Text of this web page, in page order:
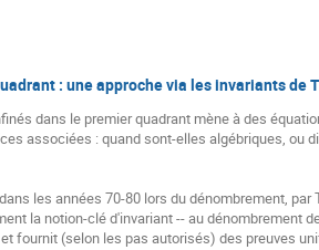
: une approche via les invariants de
dans le premier quadrant mène à des
associées : quand sont-elles algébriques, ou
les années 70-80 lors du dénombrement,
la notion-clé d'invariant -- au dénombrement
fournit (selon les pas autorisés) des preuves